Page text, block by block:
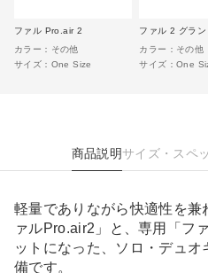
ファル Pro.air 2
カラー： その他
サイズ： One Size
ファル 2 グラン
カラー： その他
サイズ： One
商品説明サイズ・スペ
軽量でありながら快適性を兼
ァルPro.air2」と、専用「フ
ットになった、ソロ・デュ
備です。